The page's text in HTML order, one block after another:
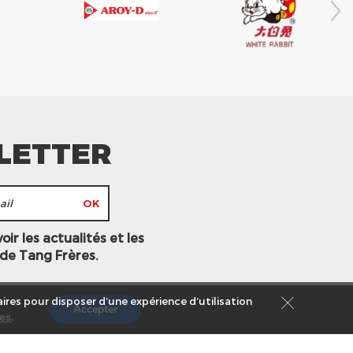
les actualités et les
Tang Frères.
légales
pour disposer d’une expérience d’utilisation
. Accepter